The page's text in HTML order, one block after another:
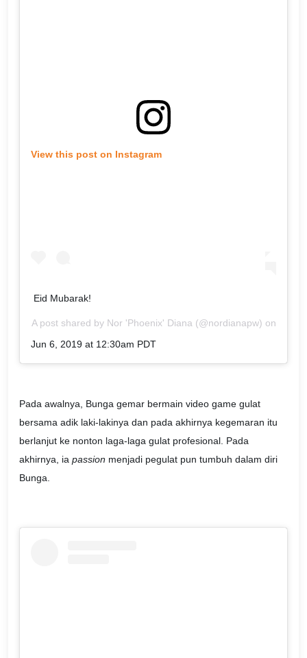
View this post on Instagram
Eid Mubarak!
A post shared by Nor 'Phoenix' Diana (@nordianapw) on
Jun 6, 2019 at 12:30am PDT
Pada awalnya, Bunga gemar bermain video game gulat
bersama adik laki-lakinya dan pada akhirnya kegemaran itu
berlanjut ke nonton laga-laga gulat profesional. Pada
akhirnya, ia passion menjadi pegulat pun tumbuh dalam diri
Bunga.